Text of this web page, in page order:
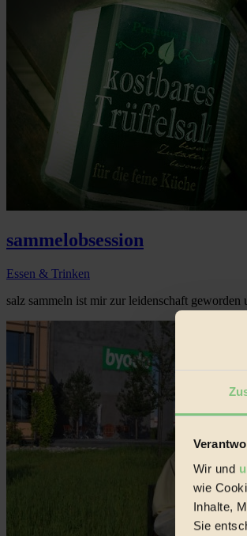
Wir und
wie
Inhalte,
Sie
sammelobsession
Essen & Trinken
salz sammeln ist mir zur leidenschaft